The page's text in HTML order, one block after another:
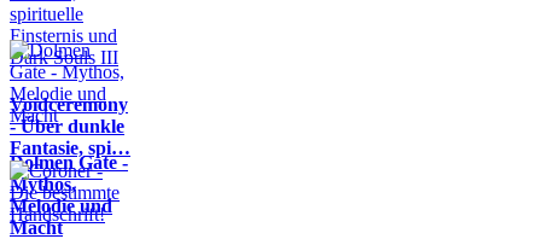
Voidceremony
- Über dunkle
Fantasie, spi…
Dolmen Gate -
Mythos,
Melodie und
Macht